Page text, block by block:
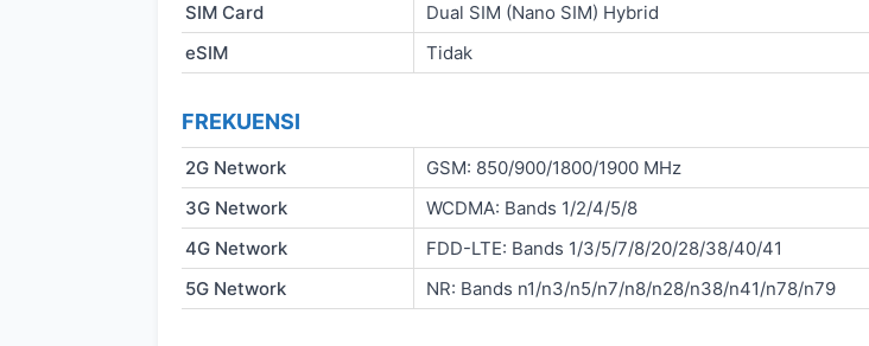
SIM Card
Dual SIM (Nano SIM) Hybrid
eSIM
Tidak
FREKUENSI
2G Network
GSM: 850/900/1800/1900 MHz
3G Network
WCDMA: Bands 1/2/4/5/8
4G Network
FDD-LTE: Bands 1/3/5/7/8/20/28/38/40/41
5G Network
NR: Bands n1/n3/n5/n7/n8/n28/n38/n41/n78/n79